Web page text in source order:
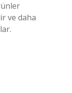
ve daha